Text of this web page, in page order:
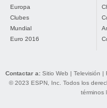
Europa
Clubes
Mundial
Euro 2016
Contactar a: Sitio Web | Televisión |
© 2023 ESPN, Inc. Todos los
términos